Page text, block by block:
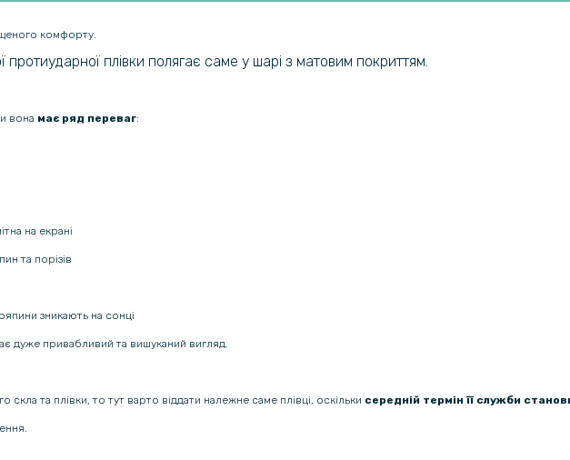
комфорту.
протиударної плівки полягає саме у шарі з матовим покриттям.
вона має ряд переваг:
на екрані
та порізів
зникають на сонці
дуже привабливий та вишуканий вигляд.
та плівки, то тут варто віддати належне саме плівці, оскільки середній термін її служби